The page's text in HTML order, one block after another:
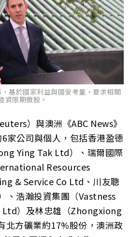
基於國家利益與國安考量，要求相關
資限期撤股。
）與澳洲《ABC News》
家公司與個人，包括香港盈德
Ying Tak Ltd）、瑞爾國際
Resources
& Service Co Ltd、川友聰
、浩瀚投資集團（Vastness
）及林忠雄（Zhongxiong
北方礦業約17%股份，澳洲政